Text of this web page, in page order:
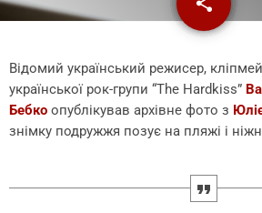
Відомий український режисер,
української рок-групи “The Hardkiss”
Бебко опублікував архівне фото з
знімку подружжя позує на пляжі і